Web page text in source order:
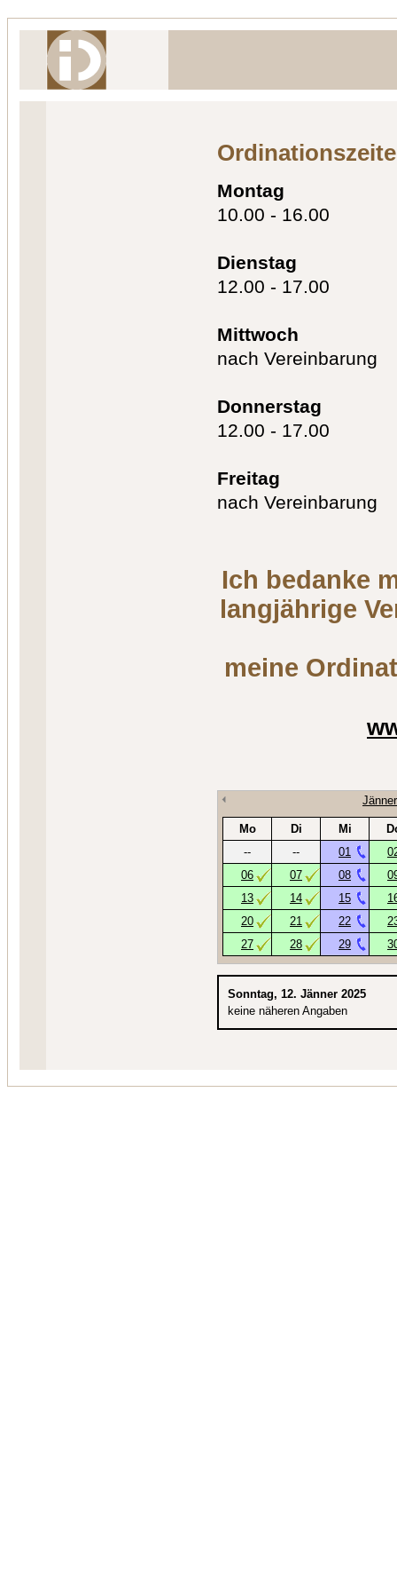
Montag
10.00 - 16.00
Dienstag
12.00 - 17.00
Mittwoch
nach Vereinbarung
Donnerstag
12.00 - 17.00
Freitag
nach Vereinbarung
Ich bedanke
langjährige
meine
Mo Di Mi
--
-- 01
06
07 08
13
14 15
20
21 22
27
28 29
Sonntag, 12. Jänner 2025
keine näheren Angaben